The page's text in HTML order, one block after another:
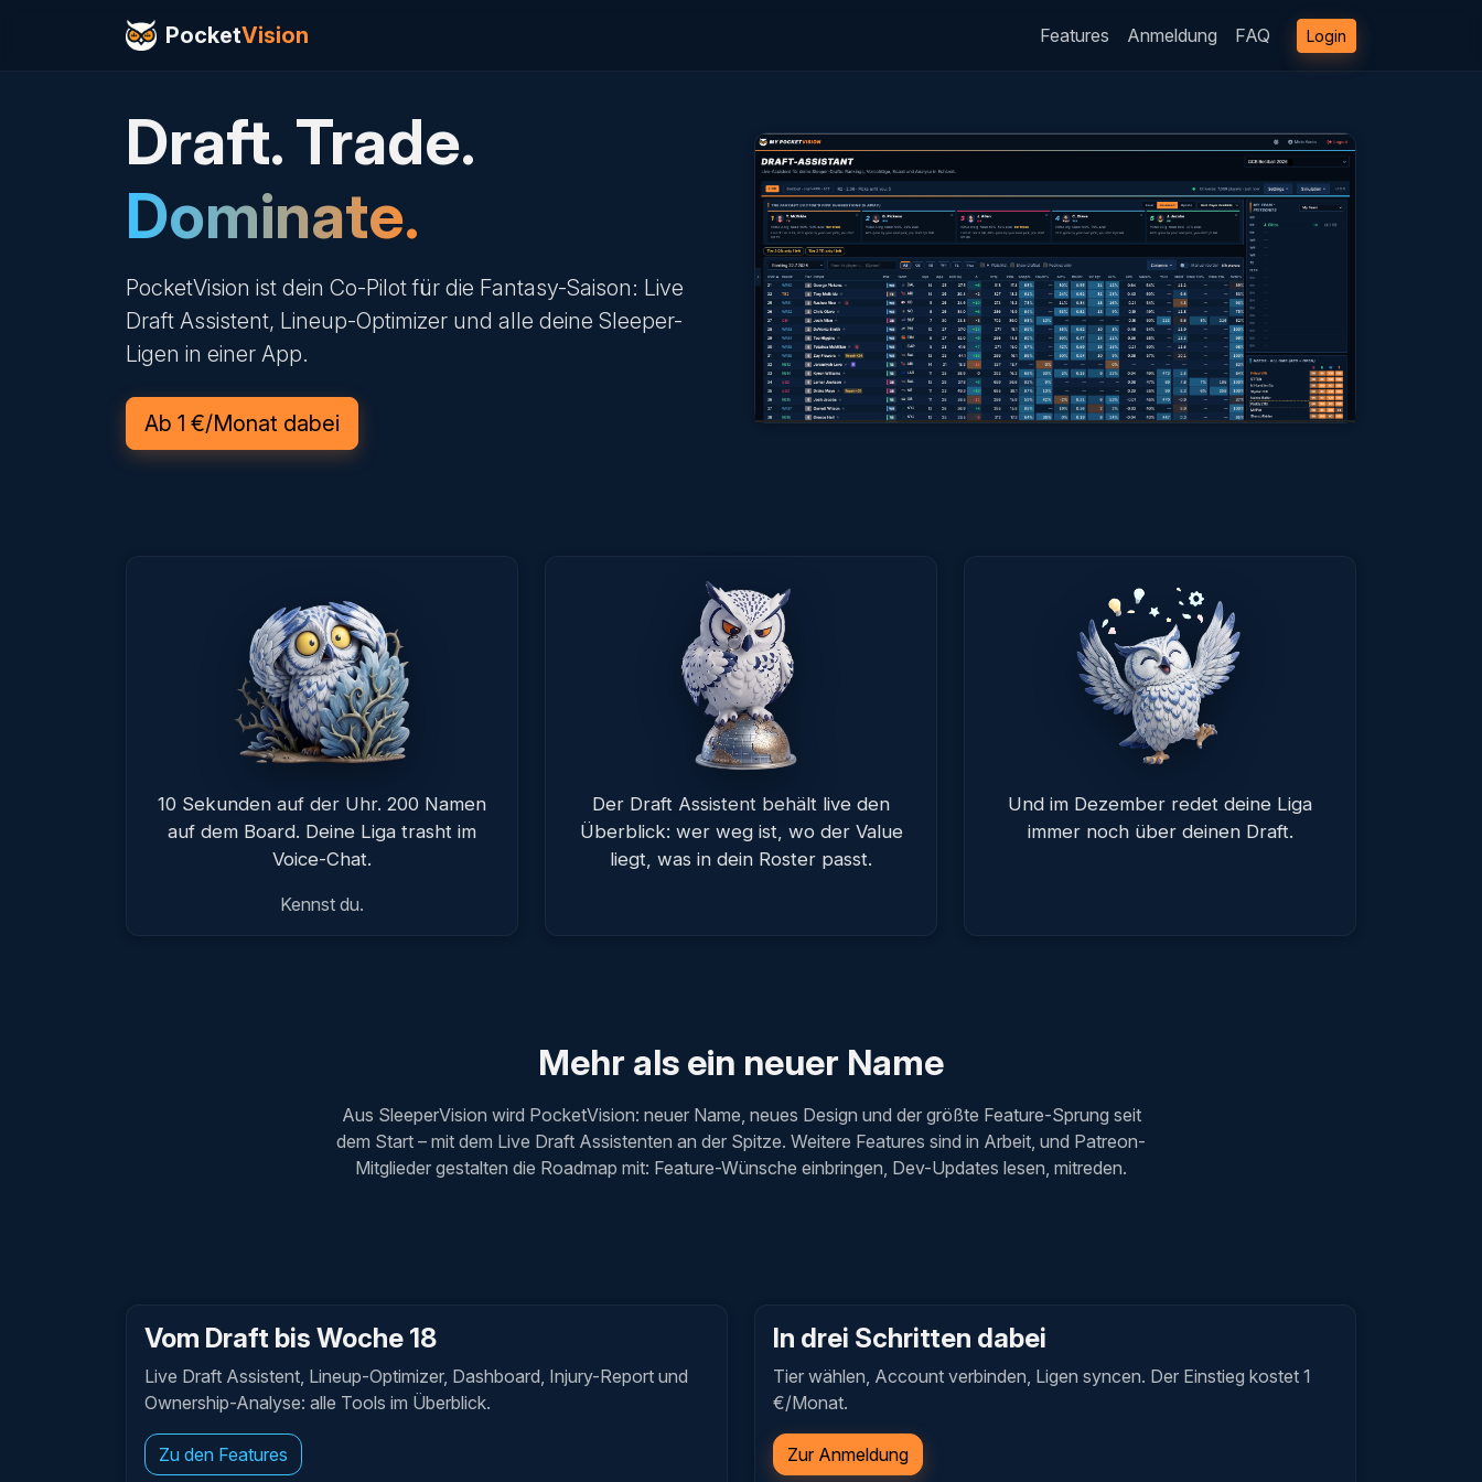
PocketVision Features Anmeldung FAQ Login
Draft. Trade.
Dominate.
PocketVision ist dein Co-Pilot für die Fantasy-Saison: Live
Draft Assistent, Lineup-Optimizer und alle deine Sleeper-
Ligen in einer App.
Ab 1 €/Monat dabei
10 Sekunden auf der Uhr. 200 Namen
auf dem Board. Deine Liga trasht im
Voice-Chat.
Kennst du.
Der Draft Assistent behält live den
Überblick: wer weg ist, wo der Value
liegt, was in dein Roster passt.
Und im Dezember redet deine Liga
immer noch über deinen Draft.
Mehr als ein neuer Name
Aus SleeperVision wird PocketVision: neuer Name, neues Design und der größte Feature-Sprung seit
dem Start – mit dem Live Draft Assistenten an der Spitze. Weitere Features sind in Arbeit, und Patreon-
Mitglieder gestalten die Roadmap mit: Feature-Wünsche einbringen, Dev-Updates lesen, mitreden.
Vom Draft bis Woche 18
Live Draft Assistent, Lineup-Optimizer, Dashboard, Injury-Report und
Ownership-Analyse: alle Tools im Überblick.
Zu den Features
In drei Schritten dabei
Tier wählen, Account verbinden, Ligen syncen. Der Einstieg kostet 1
€/Monat.
Zur Anmeldung